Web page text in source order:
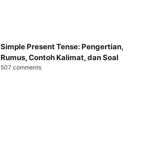
Simple Present Tense: Pengertian,
Rumus, Contoh Kalimat, dan Soal
507 comments